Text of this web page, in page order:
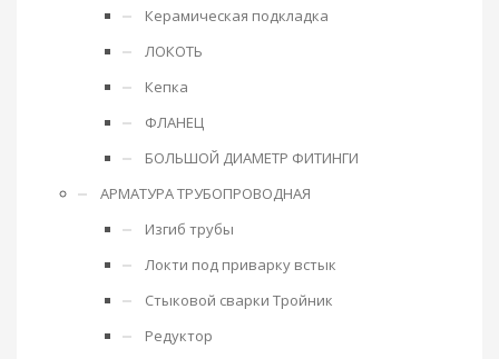
Керамическая подкладка
ЛОКОТЬ
Кепка
ФЛАНЕЦ
БОЛЬШОЙ ДИАМЕТР ФИТИНГИ
АРМАТУРА ТРУБОПРОВОДНАЯ
Изгиб трубы
Локти под приварку встык
Стыковой сварки Тройник
Редуктор